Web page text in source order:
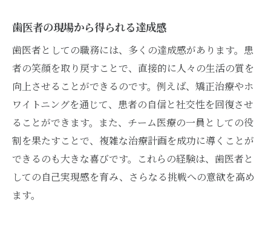
歯医者の現場から得られる達成感
歯医者としての職務には、多くの達成感があります。患
者の笑顔を取り戻すことで、直接的に人々の生活の質を
向上させることができるのです。例えば、矯正治療やホ
ワイトニングを通じて、患者の自信と社交性を回復させ
ることができます。また、チーム医療の一員としての役
割を果たすことで、複雑な治療計画を成功に導くことが
できるのも大きな喜びです。これらの経験は、歯医者と
しての自己実現感を育み、さらなる挑戦への意欲を高め
ます。